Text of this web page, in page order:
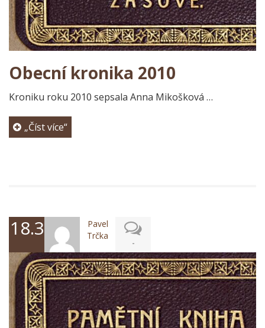
Obecní kronika 2010
Kroniku roku 2010 sepsala Anna Mikošková …
„Číst více“
18.3.2024Pavel
Trčka
-